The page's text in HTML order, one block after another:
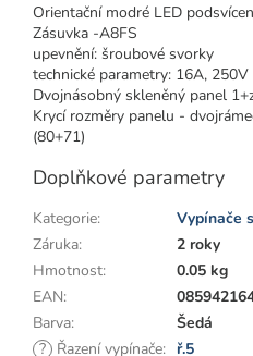
Orientační modré LED
Zásuvka -A8FS
upevnění: šroubové svorky
technické parametry: 16A, 250V
Dvojnásobný skleněný panel
Krycí rozměry panelu -
(80+71)
Doplňkové parametry
Kategorie:
Vypínače
Záruka:
2 roky
Hmotnost:
0.05 kg
EAN:
Barva:
Šedá
? Řazení vypínače: ř.5